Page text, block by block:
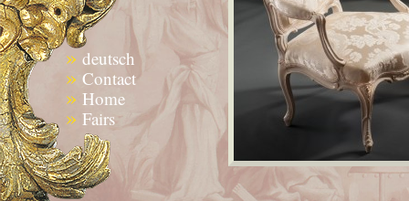
» deutsch
» Contact
» Home
» Fairs